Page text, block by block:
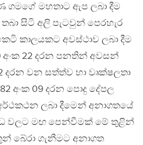
ගමගේ මහතාට ඇප ලබා දීම
සිටි අලි පැටවුන් පෙරහැර
කාලයකට අවස්ථාව ලබා දීම
22 දරන පනතින් අවසන්
දරන වන සත්ත්ව හා වෘක්ෂලතා
අංක 09 දරන පොදු දේපල
ලබා දීමෙන් අනාගතයේ
වලට මඟ පෙන්වීමක් මේ තුළින්
බේරා ගැනීමට අනාගත